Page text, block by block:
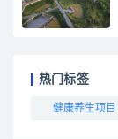
热门标签
健康养生项目